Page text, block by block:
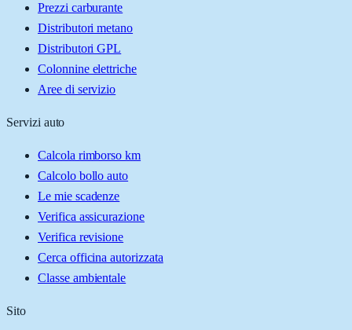
Prezzi carburante
Distributori metano
Distributori GPL
Colonnine elettriche
Aree di servizio
Servizi auto
Calcola rimborso km
Calcolo bollo auto
Le mie scadenze
Verifica assicurazione
Verifica revisione
Cerca officina autorizzata
Classe ambientale
Sito